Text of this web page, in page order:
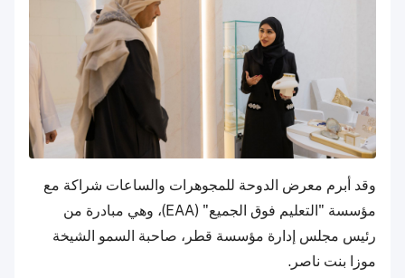
وقد أبرم معرض الدوحة للمجوهرات والساعات شراكة مع
مؤسسة "التعليم فوق الجميع" (EAA)، وهي مبادرة من
رئيس مجلس إدارة مؤسسة قطر، صاحبة السمو الشيخة
موزا بنت ناصر.